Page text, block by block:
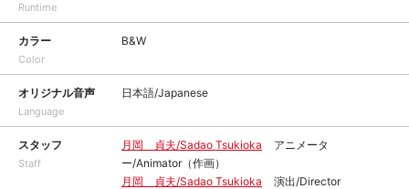
Runtime
カラー
Color
B&W
オリジナル音声
Language
日本語/Japanese
スタッフ
Staff
月岡 貞夫/Sadao Tsukioka
アニメータ
ー/Animator（作画）
月岡 貞夫/Sadao Tsukioka
演出/Director